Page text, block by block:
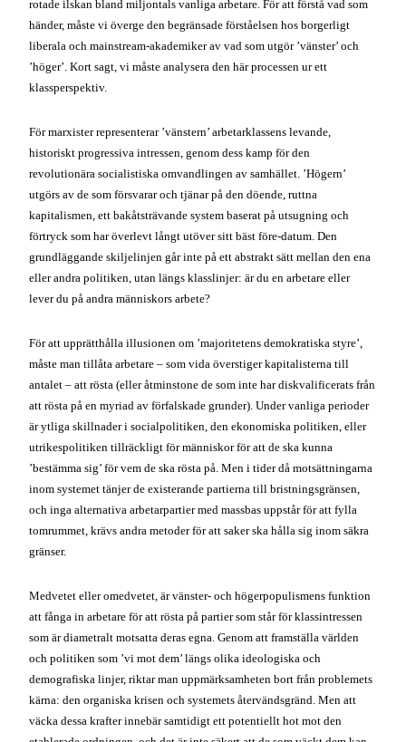
utgörs av de som försvarar och tjänar på den döende, ruttna
kapitalismen, ett bakåtsträvande system baserat på utsugning och
förtryck som har överlevt långt utöver sitt bäst före-datum. Den
grundläggande skiljelinjen går inte på ett abstrakt sätt mellan den ena
eller andra politiken, utan längs klasslinjer: är du en arbetare eller
För att upprätthålla illusionen om ’majoritetens demokratiska styre’,
måste man tillåta arbetare – som vida överstiger kapitalisterna till
antalet – att rösta (eller åtminstone de som inte har diskvalificerats från
att rösta på en myriad av förfalskade grunder). Under vanliga perioder
är ytliga skillnader i socialpolitiken, den ekonomiska politiken, eller
utrikespolitiken tillräckligt för människor för att de ska kunna
’bestämma sig’ för vem de ska rösta på. Men i tider då motsättningarna
inom systemet tänjer de existerande partierna till bristningsgränsen,
tomrummet, krävs andra metoder för att saker ska hålla sig inom säkra
gränser.
Medvetet eller omedvetet, är vänster- och högerpopulismens funktion
att fånga in arbetare för att rösta på partier som står för klassintressen
som är diametralt motsatta deras egna. Genom att framställa världen
och politiken som ’vi mot dem’ längs olika ideologiska och
demografiska linjer, riktar man uppmärksamheten bort från problemets
kärna: den organiska krisen och systemets återvändsgränd. Men att
väcka dessa krafter innebär samtidigt ett potentiellt hot mot den
etablerade ordningen, och det är inte säkert att de som väckt dem kan
till valurnorna, men inte så mycket att de faktiskt tror att de har något
att säga till om hur samhället ska styras. Efter valet förväntas alla gå
hem till sitt och lämna politiken åt proffsen. Gud förbjude att de går ut
på gatorna, ger sig på kapitalet, ockuperar fabriker, och organiserar
storstrejker.
Så låt oss förtydliga: Demokraterna är inte ’vänster’, och